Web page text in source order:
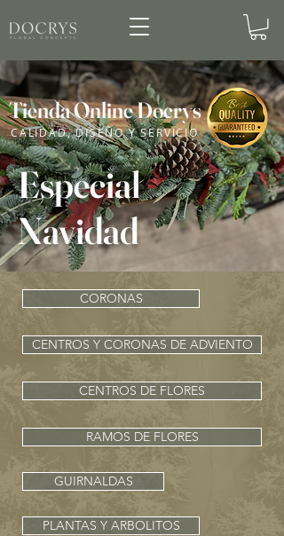
CALIDAD, DISEÑO Y SERVICIO
Tienda Online Docrys
Especial
Navidad
CORONAS
CENTROS Y CORONAS DE ADVIENTO
CENTROS DE FLORES
RAMOS DE FLORES
GUIRNALDAS
PLANTAS Y ARBOLITOS